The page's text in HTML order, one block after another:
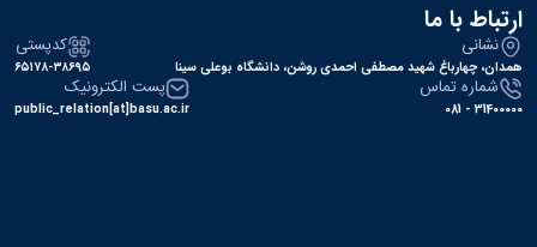
ارتباط با ما
نشانی
همدان، چهارباغ شهید مصطفی احمدی روشن، دانشگاه بوعلی سینا
کدپستی
۶۵۱۷۸-۳۸۶۹۵
شماره تماس
31400000 - 081
پست الکترونیک
public_relation[at]basu.ac.ir